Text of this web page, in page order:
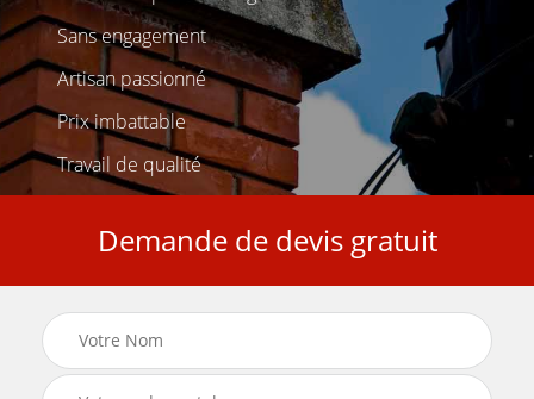
Sans engagement
Artisan passionné
Prix imbattable
Travail de qualité
Demande de devis gratuit